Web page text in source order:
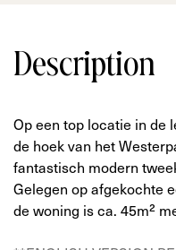
Description
Op een top locatie in de
de hoek van het
fantastisch modern
Gelegen op afgekochte
de woning is ca. 45m²